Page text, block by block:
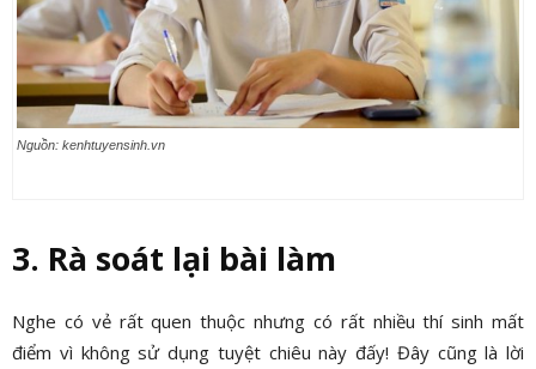
Nguồn: kenhtuyensinh.vn
3. Rà soát lại bài làm
Nghe có vẻ rất quen thuộc nhưng có rất nhiều thí sinh mất
điểm vì không sử dụng tuyệt chiêu này đấy! Đây cũng là lời